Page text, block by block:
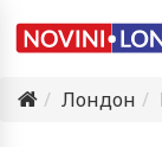
Лондон